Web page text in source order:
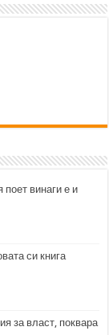
винаги е и
си книга
за власт, поквара